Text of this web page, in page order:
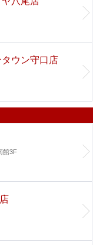
ウン守口店
館3F